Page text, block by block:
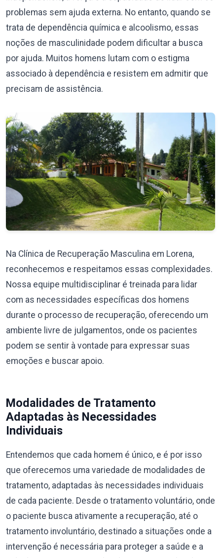
problemas sem ajuda externa. No entanto, quando se
trata de dependência química e alcoolismo, essas
noções de masculinidade podem dificultar a busca
por ajuda. Muitos homens lutam com o estigma
associado à dependência e resistem em admitir que
precisam de assistência.
Na Clínica de Recuperação Masculina em Lorena,
reconhecemos e respeitamos essas complexidades.
Nossa equipe multidisciplinar é treinada para lidar
com as necessidades específicas dos homens
durante o processo de recuperação, oferecendo um
ambiente livre de julgamentos, onde os pacientes
podem se sentir à vontade para expressar suas
emoções e buscar apoio.
Modalidades de Tratamento
Adaptadas às Necessidades
Individuais
Entendemos que cada homem é único, e é por isso
que oferecemos uma variedade de modalidades de
tratamento, adaptadas às necessidades individuais
de cada paciente. Desde o tratamento voluntário, onde
o paciente busca ativamente a recuperação, até o
tratamento involuntário, destinado a situações onde a
intervenção é necessária para proteger a saúde e a